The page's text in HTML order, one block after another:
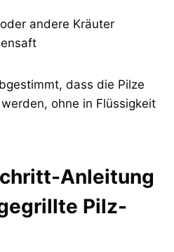
andere Kräuter
dass die Pilze
ohne in Flüssigkeit
Anleitung
Pilz-